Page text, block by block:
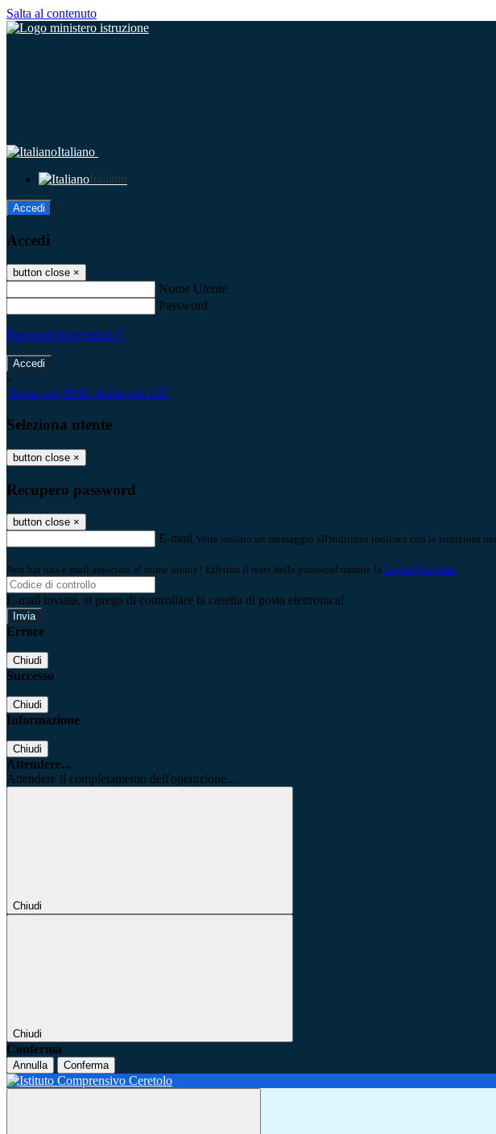
Salta al contenuto
Italiano
Italiano
Accedi
Accedi
button close ×
Nome Utente
Password
Password dimenticata?
-
Entra con SPID Entra con CIE
Seleziona utente
button close ×
Recupero password
button close ×
E-mail Verrà inviato un messaggio all'indirizzo indicato con le istruzioni
Non hai una e-mail associata al nome utente? Effettua il reset della password tramite la Login Spaggiari
E-mail inviata, si prega di controllare la casella di posta elettronica!
Errore
Chiudi
Successo
Chiudi
Informazione
Chiudi
Attendere...
Attendere il completamento dell'operazione...
Chiudi
Chiudi
Conferma
Annulla Conferma